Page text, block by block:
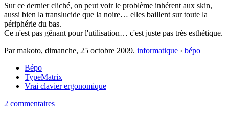
Sur ce dernier cliché, on peut voir le problème inhérent aux skin,
aussi bien la translucide que la noire… elles baillent sur toute la
périphérie du bas.
Ce n'est pas gênant pour l'utilisation… c'est juste pas très esthétique.
Par makoto, dimanche, 25 octobre 2009. informatique › bépo
Bépo
TypeMatrix
Vrai clavier ergonomique
2 commentaires